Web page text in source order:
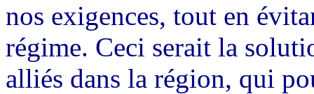
nos exigences, tout en
régime. Ceci serait la
alliés dans la région, qui